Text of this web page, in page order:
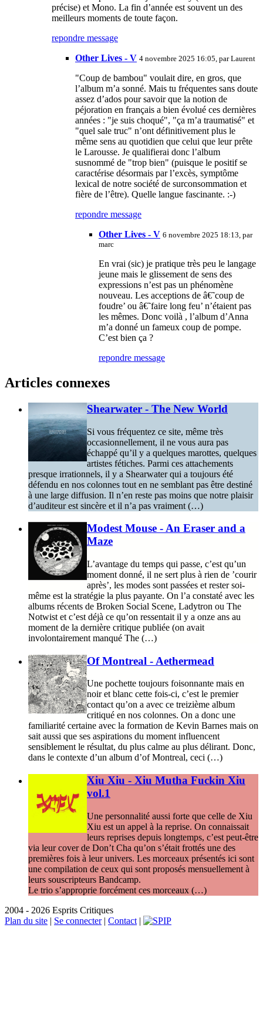
précise) et Mono. La fin d’année est souvent un des
meilleurs moments de toute façon.
repondre message
Other Lives - V 4 novembre 2025 16:05, parLaurent
"Coup de bambou" voulait dire, en gros, que
l’album m’a sonné. Mais tu fréquentes sans doute
assez d’ados pour savoir que la notion de
péjoration en français a bien évolué ces dernières
années : "je suis choqué", "ça m’a traumatisé" et
"quel sale truc" n’ont définitivement plus le
même sens au quotidien que celui que leur prête
le Larousse. Je qualifierai donc l’album
susnommé de "trop bien" (puisque le positif se
caractérise désormais par l’excès, symptôme
lexical de notre société de surconsommation et
fière de l’être). Quelle langue fascinante. :-)
repondre message
Other Lives - V 6 novembre 2025 18:13, par
marc
En vrai (sic) je pratique très peu le langage
jeune mais le glissement de sens des
expressions n’est pas un phénomène
nouveau. Les acceptions de â€˜coup de
foudre’ ou â€˜faire long feu’ n’étaient pas
les mêmes. Donc voilà , l’album d’Anna
m’a donné un fameux coup de pompe.
C’est bien ça ?
repondre message
Articles connexes
Shearwater - The New World
Si vous fréquentez ce site, même très
occasionnellement, il ne vous aura pas
échappé qu’il y a quelques marottes, quelques
artistes fétiches. Parmi ces attachements
presque irrationnels, il y a Shearwater qui a toujours été
défendu en nos colonnes tout en ne semblant pas être destiné
à une large diffusion. Il n’en reste pas moins que notre plaisir
d’auditeur est sincère et il n’a pas vraiment (…)
Modest Mouse - An Eraser and a
Maze
L’avantage du temps qui passe, c’est qu’un
moment donné, il ne sert plus à rien de ’courir
après’, les modes sont passées et rester soi-
même est la stratégie la plus payante. On l’a constaté avec les
albums récents de Broken Social Scene, Ladytron ou The
Notwist et c’est déjà ce qu’on ressentait il y a onze ans au
moment de la dernière critique publiée (on avait
involontairement manqué The (…)
Of Montreal - Aethermead
Une pochette toujours foisonnante mais en
noir et blanc cette fois-ci, c’est le premier
contact qu’on a avec ce treizième album
critiqué en nos colonnes. On a donc une
familiarité certaine avec la formation de Kevin Barnes mais on
sait aussi que ses aspirations du moment influencent
sensiblement le résultat, du plus calme au plus délirant. Donc,
dans le contexte d’un album d’of Montreal, ceci (…)
Xiu Xiu - Xiu Mutha Fuckin Xiu
vol.1
Une personnalité aussi forte que celle de Xiu
Xiu est un appel à la reprise. On connaissait
leurs reprises depuis longtemps, c’est peut-être
via leur cover de Don’t Cha qu’on s’était frottés une des
premières fois à leur univers. Les morceaux présentés ici sont
une compilation de ceux qui sont proposés mensuellement à
leurs souscripteurs Bandcamp.
Le trio s’approprie forcément ces morceaux (…)
2004 - 2026 Esprits Critiques
Plan du site | Se connecter| Contact |